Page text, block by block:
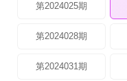
第2024025期
第2024028期
第2024031期